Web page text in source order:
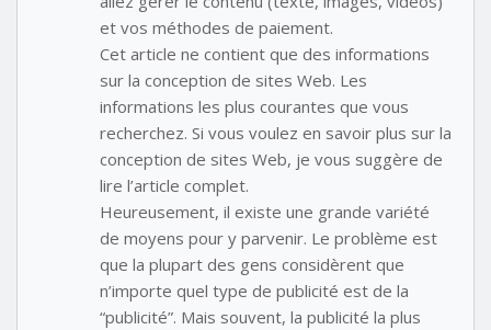
et vos méthodes de paiement.
Cet article ne contient que des informations
sur la conception de sites Web. Les
informations les plus courantes que vous
recherchez. Si vous voulez en savoir plus sur la
conception de sites Web, je vous suggère de
lire l’article complet.
Heureusement, il existe une grande variété
de moyens pour y parvenir. Le problème est
que la plupart des gens considèrent que
n’importe quel type de publicité est de la
“publicité”. Mais souvent, la publicité la plus